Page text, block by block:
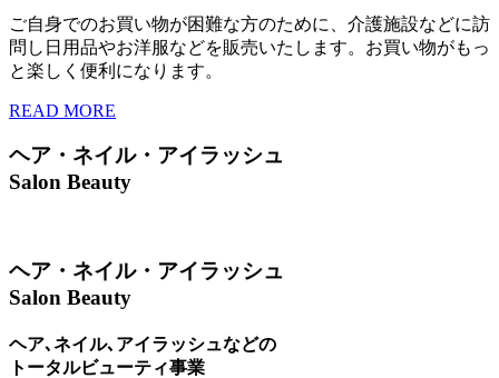
ご自身でのお買い物が困難な方のために、介護施設などに訪
問し日用品やお洋服などを販売いたします。お買い物がもっ
と楽しく便利になります。
READ MORE
ヘア・ネイル・アイラッシュ
Salon Beauty
ヘア・ネイル・アイラッシュ
Salon Beauty
ヘア､ネイル､アイラッシュなどの
トータルビューティ事業